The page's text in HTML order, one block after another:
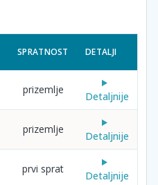
SPRATNOST DETALJI
prizemlje
Detaljnije
prizemlje
Detaljnije
prvi sprat
Detaljnije